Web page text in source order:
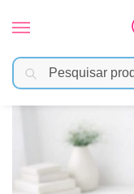
Início Enxoval /